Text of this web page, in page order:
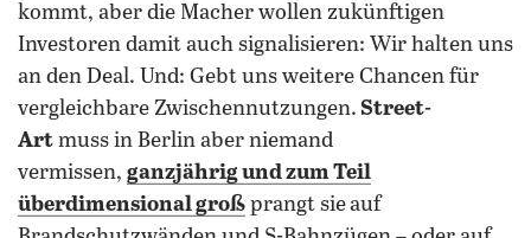
kommt, aber die Macher wollen zukünftigen
Investoren damit auch signalisieren: Wir halten uns
an den Deal. Und: Gebt uns weitere Chancen für
vergleichbare Zwischennutzungen. Street-
Art muss in Berlin aber niemand
vermissen, ganzjährig und zum Teil
überdimensional groß prangt sieauf